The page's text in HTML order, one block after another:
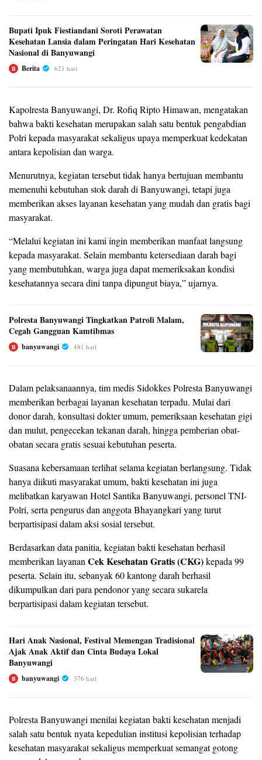
Bupati Ipuk Fiestiandani Soroti Perawatan
Kesehatan Lansia dalam Peringatan Hari Kesehatan
Nasional di Banyuwangi
B Berita 621 hari
Kapolresta Banyuwangi, Dr. Rofiq Ripto Himawan, mengatakan
bahwa bakti kesehatan merupakan salah satu bentuk pengabdian
Polri kepada masyarakat sekaligus upaya memperkuat kedekatan
antara kepolisian dan warga.
Menurutnya, kegiatan tersebut tidak hanya bertujuan membantu
memenuhi kebutuhan stok darah di Banyuwangi, tetapi juga
memberikan akses layanan kesehatan yang mudah dan gratis bagi
masyarakat.
“Melalui kegiatan ini kami ingin memberikan manfaat langsung
kepada masyarakat. Selain membantu ketersediaan darah bagi
yang membutuhkan, warga juga dapat memeriksakan kondisi
kesehatannya secara dini tanpa dipungut biaya,” ujarnya.
Polresta Banyuwangi Tingkatkan Patroli Malam,
Cegah Gangguan Kamtibmas
B banyuwangi 481 hari
Dalam pelaksanaannya, tim medis Sidokkes Polresta Banyuwangi
memberikan berbagai layanan kesehatan terpadu. Mulai dari
donor darah, konsultasi dokter umum, pemeriksaan kesehatan gigi
dan mulut, pengecekan tekanan darah, hingga pemberian obat-
obatan secara gratis sesuai kebutuhan peserta.
Suasana kebersamaan terlihat selama kegiatan berlangsung. Tidak
hanya diikuti masyarakat umum, bakti kesehatan ini juga
melibatkan karyawan Hotel Santika Banyuwangi, personel TNI-
Polri, serta pengurus dan anggota Bhayangkari yang turut
berpartisipasi dalam aksi sosial tersebut.
Berdasarkan data panitia, kegiatan bakti kesehatan berhasil
memberikan layanan Cek Kesehatan Gratis (CKG)kepada 99
peserta. Selain itu, sebanyak 60 kantong darah berhasil
dikumpulkan dari para pendonor yang secara sukarela
berpartisipasi dalam kegiatan tersebut.
Hari Anak Nasional, Festival Memengan Tradisional
Ajak Anak Aktif dan Cinta Budaya Lokal
Banyuwangi
B banyuwangi 376 hari
Polresta Banyuwangi menilai kegiatan bakti kesehatan menjadi
salah satu bentuk nyata kepedulian institusi kepolisian terhadap
kesehatan masyarakat sekaligus memperkuat semangat gotong